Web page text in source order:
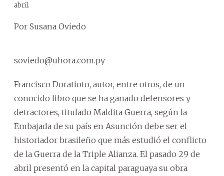
abril.
Por Susana Oviedo
soviedo@uhora.com.py
Francisco Doratioto, autor, entre otros, de un
conocido libro que se ha ganado defensores y
detractores, titulado Maldita Guerra, según la
Embajada de su país en Asunción debe ser el
historiador brasileño que más estudió el conflicto
de la Guerra de la Triple Alianza. El pasado 29 de
abril presentó en la capital paraguaya su obra